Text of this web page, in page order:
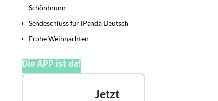
Schönbrunn
Sendeschluss für iPanda Deutsch
Frohe Weihnachten
Die APP ist da!
Jetzt